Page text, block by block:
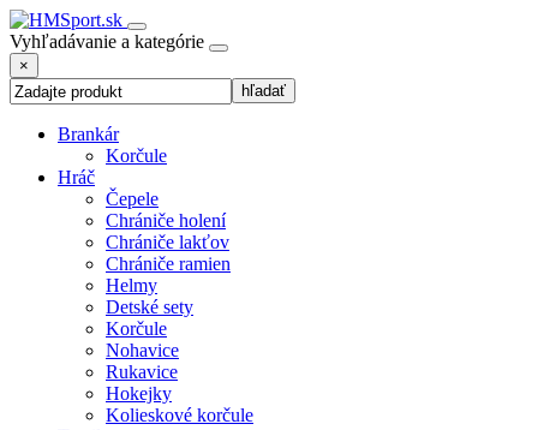
Vyhľadávanie a kategórie
×
Brankár
Korčule
Hráč
Čepele
Chrániče holení
Chrániče lakťov
Chrániče ramien
Helmy
Detské sety
Korčule
Nohavice
Rukavice
Hokejky
Kolieskové korčule